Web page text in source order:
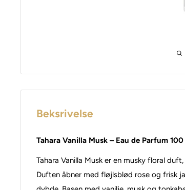
Beksrivelse
Tahara Vanilla Musk – Eau de Parfum
Tahara Vanilla Musk er en musky floral
Duften åbner med fløjlsblød rose og frisk